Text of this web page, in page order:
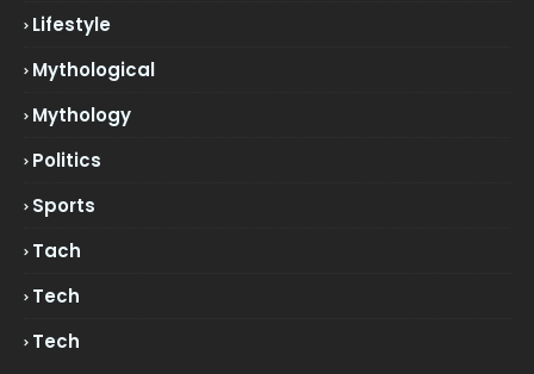
Lifestyle
Mythological
Mythology
Politics
Sports
Tach
Tech
Tech